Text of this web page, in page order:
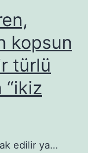
kopsun
türlü
edilir ya…